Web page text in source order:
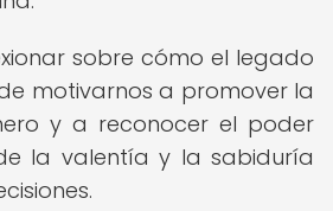
sobre cómo el legado
motivarnos a promover la
y a reconocer el poder
la valentía y la sabiduría